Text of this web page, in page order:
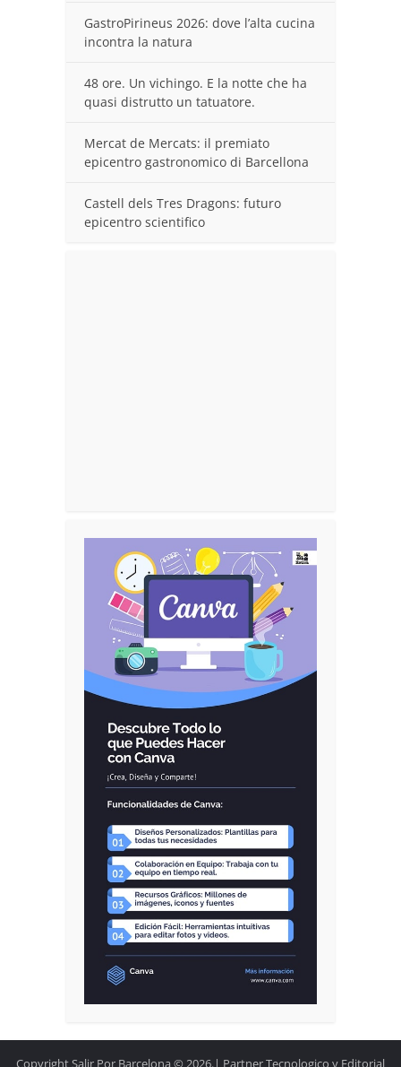
GastroPirineus 2026: dove l’alta cucina
incontra la natura
48 ore. Un vichingo. E la notte che ha
quasi distrutto un tatuatore.
Mercat de Mercats: il premiato
epicentro gastronomico di Barcellona
Castell dels Tres Dragons: futuro
epicentro scientifico
Copyright Salir Por Barcelona © 2026.| Partner Tecnologico y Editorial